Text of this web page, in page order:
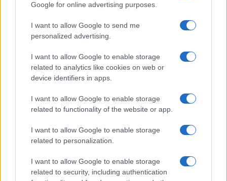
Google for online advertising purposes.
I want to allow Google to send me
personalized advertising.
I want to allow Google to enable storage
related to analytics like cookies on web or
device identifiers in apps.
I want to allow Google to enable storage
related to functionality of the website or app.
I want to allow Google to enable storage
related to personalization.
I want to allow Google to enable storage
related to security, including authentication
Un momento chiave dell’anno giudiziario si
probatorio. In aula sono presenti anche Stasi e i
suoi legali. Gli esperti nominati dalle parti si
maschile rinvenuto sotto le unghie della vittima e
sulle altre tracce biologiche esaminate nei mesi
precedenti. Gli esiti di questi accertamenti,
considerati irripetibili, saranno determinanti per
stabilire se la Procura chiederà il rinvio a giudizio
di Andrea Sempio o procederà con l’archiviazione.